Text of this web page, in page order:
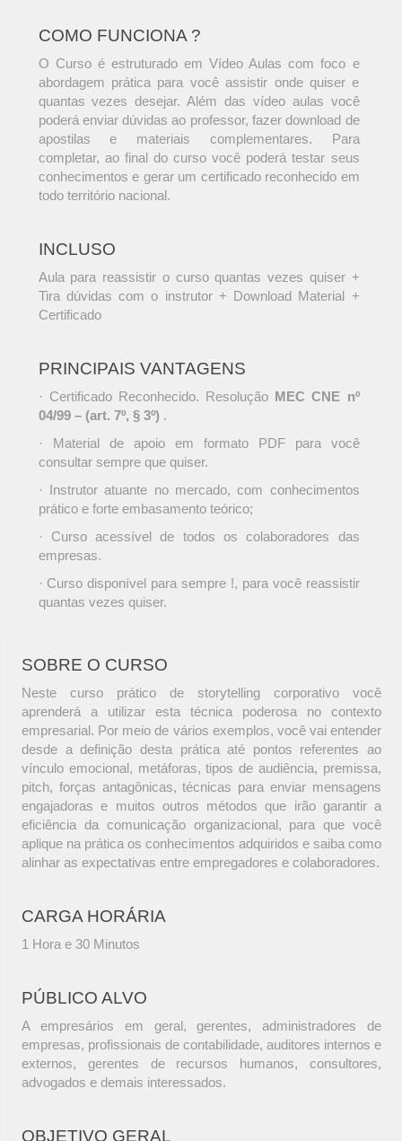
COMO FUNCIONA ?
O Curso é estruturado em Vídeo Aulas com foco e
abordagem prática para você assistir onde quiser e
quantas vezes desejar. Além das vídeo aulas você
poderá enviar dúvidas ao professor, fazer download de
apostilas e materiais complementares. Para
completar, ao final do curso você poderá testar seus
conhecimentos e gerar um certificado reconhecido em
todo território nacional.
INCLUSO
Aula para reassistir o curso quantas vezes quiser +
Tira dúvidas com o instrutor + Download Material +
Certificado
PRINCIPAIS VANTAGENS
· Certificado Reconhecido. Resolução MEC CNE nº
04/99 – (art. 7º, § 3º) .
· Material de apoio em formato PDF para você
consultar sempre que quiser.
· Instrutor atuante no mercado, com conhecimentos
prático e forte embasamento teórico;
· Curso acessível de todos os colaboradores das
empresas.
· Curso disponível para sempre !, para você reassistir
quantas vezes quiser.
SOBRE O CURSO
Neste curso prático de storytelling corporativo você
aprenderá a utilizar esta técnica poderosa no contexto
empresarial. Por meio de vários exemplos, você vai entender
desde a definição desta prática até pontos referentes ao
vínculo emocional, metáforas, tipos de audiência, premissa,
pitch, forças antagônicas, técnicas para enviar mensagens
engajadoras e muitos outros métodos que irão garantir a
eficiência da comunicação organizacional, para que você
aplique na prática os conhecimentos adquiridos e saiba como
alinhar as expectativas entre empregadores e colaboradores.
CARGA HORÁRIA
1 Hora e 30 Minutos
PÚBLICO ALVO
A empresários em geral, gerentes, administradores de
empresas, profissionais de contabilidade, auditores internos e
externos, gerentes de recursos humanos, consultores,
advogados e demais interessados.
OBJETIVO GERAL